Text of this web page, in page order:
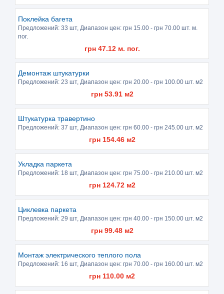
Поклейка багета
Предложений: 33 шт, Диапазон цен: грн 15.00 - грн 70.00 шт. м.
пог.
грн 47.12м. пог.
Демонтаж штукатурки
Предложений: 23 шт, Диапазон цен: грн 20.00 - грн 100.00 шт. м2
грн 53.91м2
Штукатурка травертино
Предложений: 37 шт, Диапазон цен: грн 60.00 - грн 245.00 шт. м2
грн 154.46м2
Укладка паркета
Предложений: 18 шт, Диапазон цен: грн 75.00 - грн 210.00 шт. м2
грн 124.72м2
Циклевка паркета
Предложений: 29 шт, Диапазон цен: грн 40.00 - грн 150.00 шт. м2
грн 99.48м2
Монтаж электрического теплого пола
Предложений: 16 шт, Диапазон цен: грн 70.00 - грн 160.00 шт. м2
грн 110.00 м2